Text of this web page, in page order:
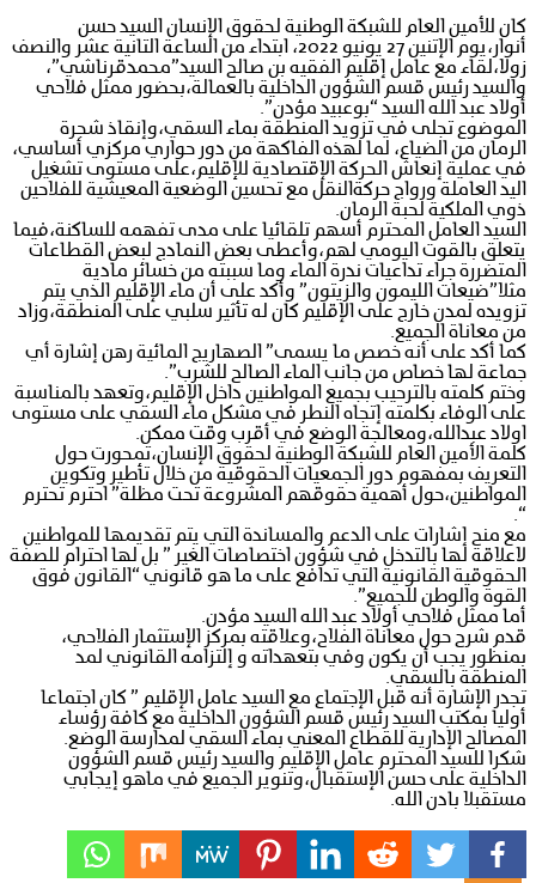
كان للأمين العام للشبكة الوطنية لحقوق الإنسان السيد حسن
أنوار،يوم الإتنين 27 يونيو 2022، ابتداء من الساعة التانية عشر والنصف
زولا،لقاء مع عامل إقليم الفقيه بن صالح السيد”محمدقرناشي”،
والسيد رئيس قسم الشؤون الداخلية بالعمالة،بحضور ممثل فلاحي
أولاد عبد الله السيد “بوعبيد مؤدن”.
الموضوع تجلى في تزويد المنطقة بماء السقي،وإنقاذ شجرة
الرمان من الضياع، لما لهذه الفاكهة من دور حواري مركزي أساسي،
في عملية إنعاش الحركة الإقتصادية للإقليم،على مستوى تشغيل
اليد العاملة ورواج حركةالنقل مع تحسين الوضعية المعيشية للفلاحين
ذوي الملكية لحبة الرمان.
السيد العامل المحترم أسهم تلقائيا على مدى تفهمه للساكنة،فيما
يتعلق بالقوت اليومي لهم،وأعطى بعض النمادج لبعض القطاعات
المتضررة جراء تداعيات ندرة الماء وما سببته من خسائر مادية
مثلا”ضيعات الليمون والزيتون” وأكد على أن ماء الإقليم الذي يتم
تزويده لمدن خارج على الإقليم كان له تأثير سلبي على المنطقة،وزاد
من معاناة الجميع.
كما أكد على أنه خصص ما يسمى” الصهاريج المائية رهن إشارة أي
جماعة لها خصاص من جانب الماء الصالح للشرب”.
وختم كلمته بالترحيب بجميع المواطنين داخل الإقليم،وتعهد بالمناسبة
على الوفاء بكلمته إتجاه النطر في مشكل ماء السقي على مستوى
اولاد عبدالله،ومعالجة الوضع في أقرب وقت ممكن.
كلمة الأمين العام للشبكة الوطنية لحقوق الإنسان،تمحورت حول
التعريف بمفهوم دور الجمعيات الحقوقية من خلال تأطير وتكوين
المواطنين،حول أهمية حقوقهم المشروعة تحت مظلة” احترم تحترم
“.
مع منح إشارات على الدعم والمساندة التي يتم تقديمها للمواطنين
لاعلاقة لها بالتدخل في شؤون اختصاصات الغير ” بل لها احترام للصفة
الحقوقية القانونية التي تدافع على ما هو قانوني “القانون فوق
القوة والوطن للجميع”.
أما ممثل فلاحي أولاد عبد الله السيد مؤدن.
قدم شرح حول معاناة الفلاح،وعلاقته بمركز الإستثمار الفلاحي،
بمنظور يجب أن يكون وفي بتعهداته و إلتزامه القانوني لمد
المنطقة بالسقي.
تجدر الإشارة أنه قبل الإجتماع مع السيد عامل الإقليم ” كان اجتماعا
أوليا بمكتب السيد رئيس قسم الشؤون الداخلية مع كافة رؤساء
المصالح الإدارية للقطاع المعني بماء السقي لمدارسة الوضع.
شكرا للسيد المحترم عامل الإقليم والسيد رئيس قسم الشؤون
الداخلية على حسن الإستقبال،وتنوير الجميع في ماهو إيجابي
مستقبلا بادن الله.